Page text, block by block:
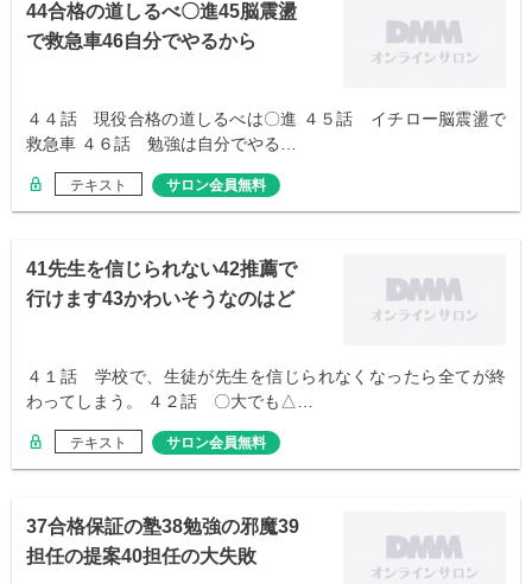
44合格の道しるべ〇進45脳震盪
で救急車46自分でやるから
４４話 現役合格の道しるべは〇進 ４５話 イチロー脳震盪で
救急車 ４６話 勉強は自分でやる…
テキスト サロン会員無料
41先生を信じられない42推薦で
行けます43かわいそうなのはど
４１話 学校で、生徒が先生を信じられなくなったら全てが終
わってしまう。 ４２話 〇大でも△…
テキスト サロン会員無料
37合格保証の塾38勉強の邪魔39
担任の提案40担任の大失敗